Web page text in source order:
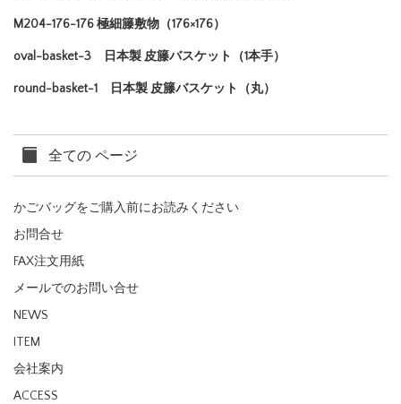
M204-176-176 極細籐敷物（176×176）
oval-basket-3 日本製 皮籐バスケット（1本手）
round-basket-1 日本製 皮籐バスケット（丸）
全ての ページ
かごバッグをご購入前にお読みください
お問合せ
FAX注文用紙
メールでのお問い合せ
NEWS
ITEM
会社案内
ACCESS